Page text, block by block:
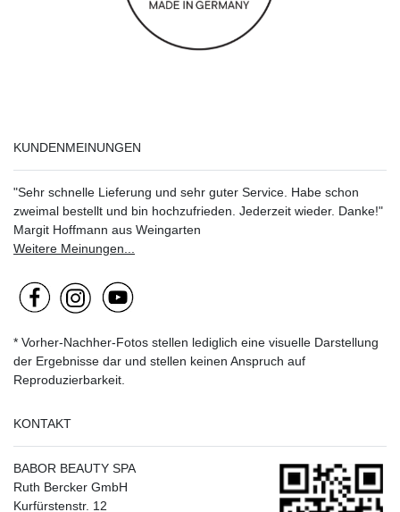
KUNDENMEINUNGEN
"Sehr schnelle Lieferung und sehr guter Service. Habe schon
zweimal bestellt und bin hochzufrieden. Jederzeit wieder. Danke!"
Margit Hoffmann aus Weingarten
Weitere Meinungen...
* Vorher-Nachher-Fotos stellen lediglich eine visuelle Darstellung
der Ergebnisse dar und stellen keinen Anspruch auf
Reproduzierbarkeit.
KONTAKT
BABOR BEAUTY SPA
Ruth Bercker GmbH
Kurfürstenstr. 12